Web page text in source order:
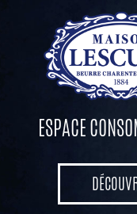
feuilletages apparent sur
mm.
bande, puis
4 cm de large.
ESPACE